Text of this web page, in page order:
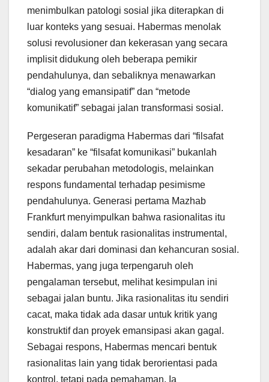
menimbulkan patologi sosial jika diterapkan di
luar konteks yang sesuai. Habermas menolak
solusi revolusioner dan kekerasan yang secara
implisit didukung oleh beberapa pemikir
pendahulunya, dan sebaliknya menawarkan
“dialog yang emansipatif” dan “metode
komunikatif” sebagai jalan transformasi sosial.
Pergeseran paradigma Habermas dari “filsafat
kesadaran” ke “filsafat komunikasi” bukanlah
sekadar perubahan metodologis, melainkan
respons fundamental terhadap pesimisme
pendahulunya. Generasi pertama Mazhab
Frankfurt menyimpulkan bahwa rasionalitas itu
sendiri, dalam bentuk rasionalitas instrumental,
adalah akar dari dominasi dan kehancuran sosial.
Habermas, yang juga terpengaruh oleh
pengalaman tersebut, melihat kesimpulan ini
sebagai jalan buntu. Jika rasionalitas itu sendiri
cacat, maka tidak ada dasar untuk kritik yang
konstruktif dan proyek emansipasi akan gagal.
Sebagai respons, Habermas mencari bentuk
rasionalitas lain yang tidak berorientasi pada
kontrol, tetapi pada pemahaman. Ia